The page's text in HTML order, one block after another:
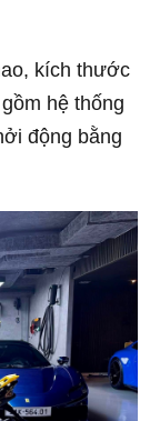
kích thước
hệ thống
động bằng